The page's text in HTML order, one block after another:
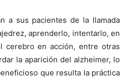
a sus pacientes de la llamada
aprenderlo, intentarlo, en
cerebro en acción, entre otras
la aparición del alzheimer, lo
que resulta la práctica